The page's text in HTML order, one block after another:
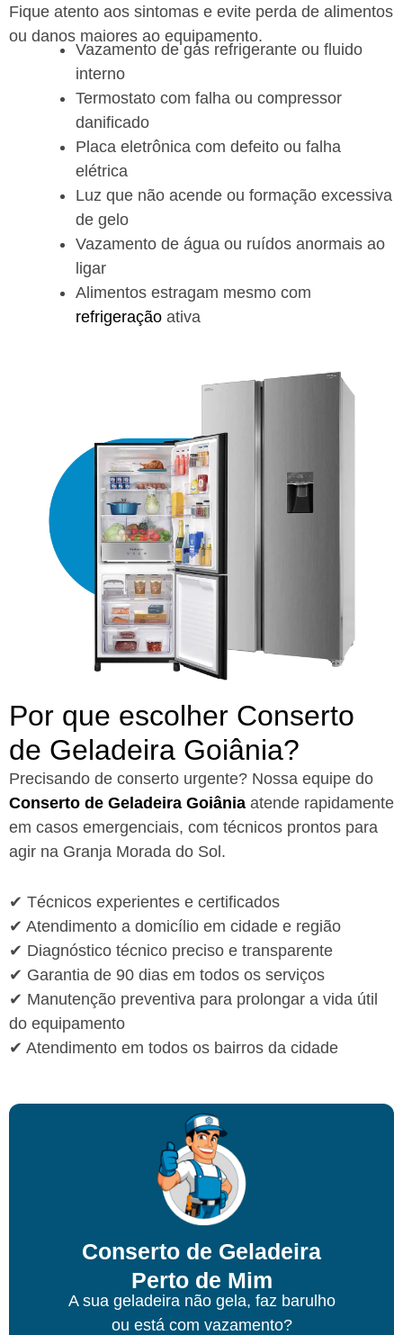
Fique atento aos sintomas e evite perda de alimentos
ou danos maiores ao equipamento.
Vazamento de gás refrigerante ou fluido
interno
Termostato com falha ou compressor
danificado
Placa eletrônica com defeito ou falha
elétrica
Luz que não acende ou formação excessiva
de gelo
Vazamento de água ou ruídos anormais ao
ligar
Alimentos estragam mesmo com
refrigeração ativa
Por que escolher Conserto
de Geladeira Goiânia?​
Precisando de conserto urgente? Nossa equipe do
Conserto de Geladeira Goiânia atende rapidamente
em casos emergenciais, com técnicos prontos para
agir na Granja Morada do Sol.
✔ Técnicos experientes e certificados
✔ Atendimento a domicílio em cidade e região
✔ Diagnóstico técnico preciso e transparente
✔ Garantia de 90 dias em todos os serviços
✔ Manutenção preventiva para prolongar a vida útil
do equipamento
✔ Atendimento em todos os bairros da cidade
Conserto de Geladeira
Perto de Mim
A sua geladeira não gela, faz barulho
ou está com vazamento?